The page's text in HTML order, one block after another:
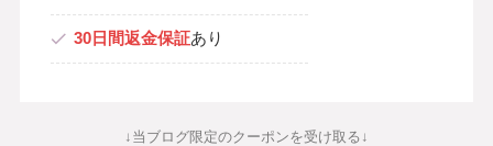
30日間返金保証あり
↓当ブログ限定のクーポンを受け取る↓